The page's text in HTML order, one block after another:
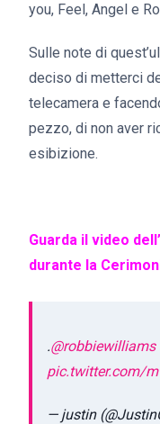
you, Feel, Angel e
Sulle note di
deciso di metterci
telecamera e
pezzo, di non aver
esibizione.
Guarda il video
durante la
.@robbiewilliams
pic.twitter.com/
— justin